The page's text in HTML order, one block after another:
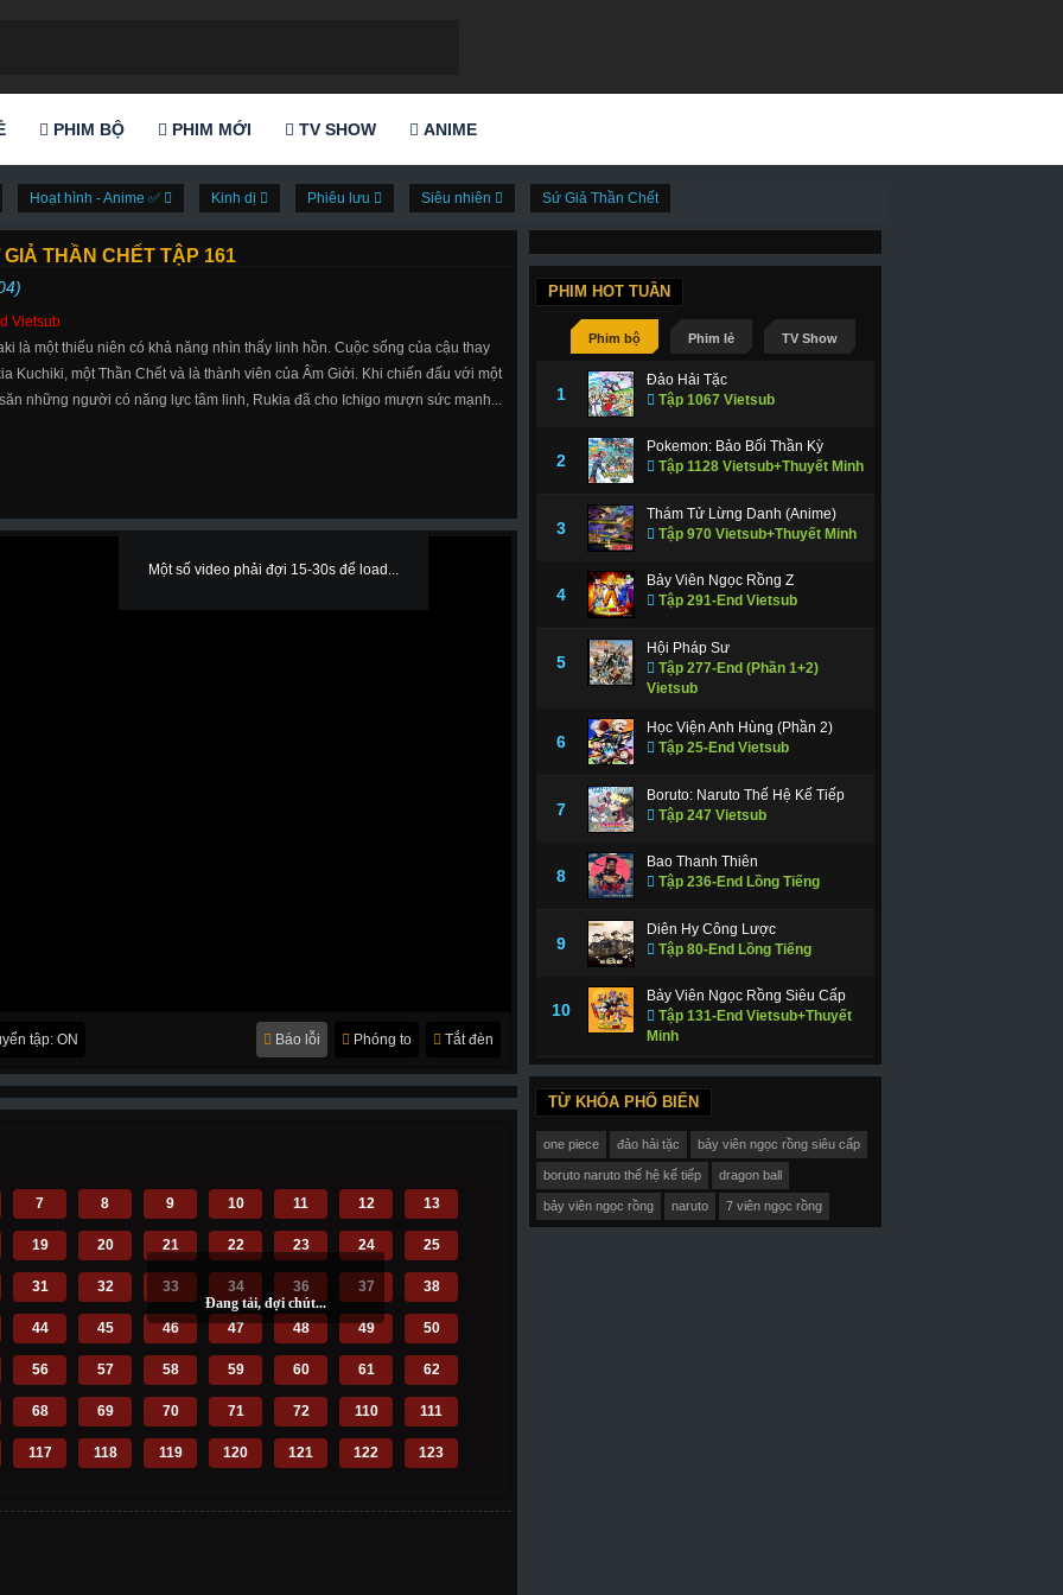
PHIM BỘ PHIM MỚI TV SHOW ANIME
Hoạt hình - Anime ✅ Kinh dị Phiêu lưu Siêu nhiên Sứ Giả Thần Chết
THẦN CHẾT TẬP 161
Vietsub
là một thiếu niên có khả năng nhìn thấy linh hồn. Cuộc sống của cậu thay
Kuchiki, một Thần Chết và là thành viên của Âm Giới. Khi chiến đấu với một
những người có năng lực tâm linh, Rukia đã cho Ichigo mượn sức mạnh...
Một số video phải đợi 15-30s để load...
tập: ON Tắt đèn
Phóng to
Báo lỗi
7 8 9 10 11 12 13
19 20 21 22 23 24 25
31 32 33 34 36 37 38
44 45 46 47 48 49 50
56 57 58 59 60 61 62
68 69 70 71 72 110 111
117 118 119 120 121 122 123
PHIM HOT TUẦN
Phim bộ Phim lẻ TV Show
1
Đảo Hải Tặc
Tập 1067 Vietsub
2
Pokemon: Bảo Bối Thần Kỳ
Tập 1128 Vietsub+Thuyết Minh
3
Thám Tử Lừng Danh (Anime)
Tập 970 Vietsub+Thuyết Minh
4
Bảy Viên Ngọc Rồng Z
Tập 291-End Vietsub
5
Hội Pháp Sư
Tập 277-End (Phần 1+2)
Vietsub
6
Học Viện Anh Hùng (Phần 2)
Tập 25-End Vietsub
7
Boruto: Naruto Thế Hệ Kế Tiếp
Tập 247 Vietsub
8
Bao Thanh Thiên
Tập 236-End Lồng Tiếng
9
Diên Hy Công Lược
Tập 80-End Lồng Tiếng
10
Bảy Viên Ngọc Rồng Siêu Cấp
Tập 131-End Vietsub+Thuyết
Minh
TỪ KHÓA PHỔ BIẾN
one piece đảo hải tặc bảy viên ngọc rồng siêu cấp
boruto naruto thế hệ kế tiếp dragon ball
bảy viên ngọc rồng naruto 7 viên ngọc rồng